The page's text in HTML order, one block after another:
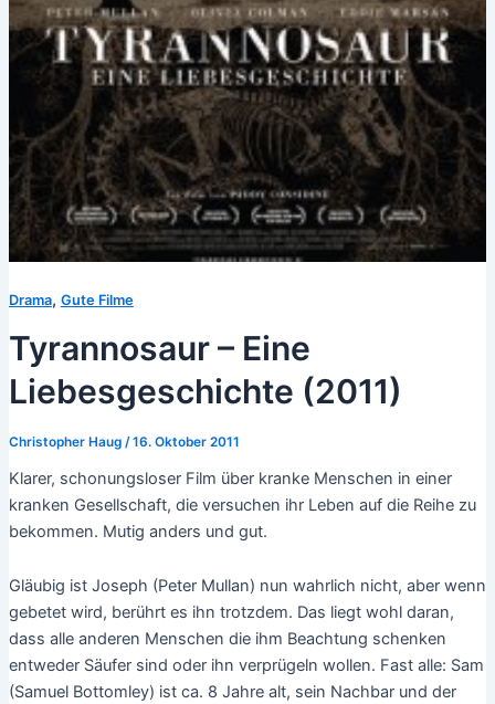
Drama, Gute Filme
Tyrannosaur – Eine
Liebesgeschichte (2011)
Christopher Haug /16. Oktober 2011
Klarer, schonungsloser Film über kranke Menschen in einer
kranken Gesellschaft, die versuchen ihr Leben auf die Reihe zu
bekommen. Mutig anders und gut.
Gläubig ist Joseph (Peter Mullan) nun wahrlich nicht, aber wenn
gebetet wird, berührt es ihn trotzdem. Das liegt wohl daran,
dass alle anderen Menschen die ihm Beachtung schenken
entweder Säufer sind oder ihn verprügeln wollen. Fast alle: Sam
(Samuel Bottomley) ist ca. 8 Jahre alt, sein Nachbar und der